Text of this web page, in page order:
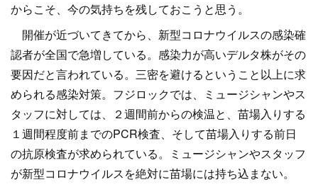
からこそ、今の気持ちを残しておこうと思う。
開催が近づいてきてから、新型コロナウイルスの感染確
認者が全国で急増している。感染力が高いデルタ株がその
要因だと言われている。三密を避けるということ以上に求
められる感染対策。フジロックでは、ミュージシャンやス
タッフに対しては、２週間前からの検温と、苗場入りする
１週間程度前までのPCR検査、そして苗場入りする前日
の抗原検査が求められている。ミュージシャンやスタッフ
が新型コロナウイルスを絶対に苗場には持ち込まない。